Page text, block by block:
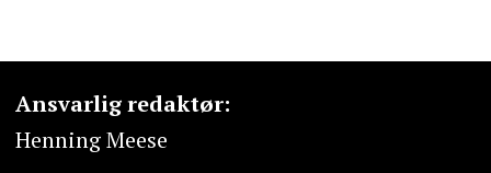
Ansvarlig redaktør:
Henning Meese